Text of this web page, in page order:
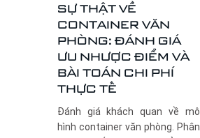
SỰ THẬT VỀ
CONTAINER VĂN
PHÒNG: ĐÁNH GIÁ
ƯU NHƯỢC ĐIỂM VÀ
BÀI TOÁN CHI PHÍ
THỰC TẾ
Đánh giá khách quan về mô
hình container văn phòng. Phân